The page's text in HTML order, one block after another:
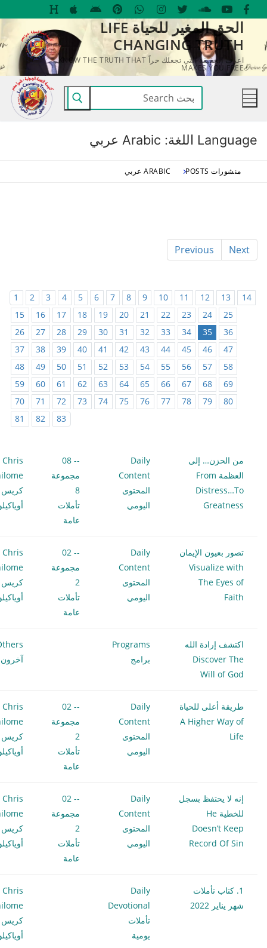
التجاوز
المحتوى
الحق المغير للحياة LIFE
CHANGING TRUTH
اعرف الحقيقة التي تجعلك حراً KNOW THE TRUTH THAT
MAKES YOU FREE
البحث
عن:
Language اللغة: Arabic عربي
منشورات POSTS ARABIC عربي
Previous Next
1 2 3 4 5 6 7 8 9 10 11 12 13
14
15
16 17 18 19 20 21 22 23 24
25
26
27 28 29 30 31 32 33 34 35
36
37
38 39 40 41 42 43 44 45 46
47
48
49 50 51 52 53 54 55 56 57
58
59
60 61 62 63 64 65 66 67 68
69
70
71 72 73 74 75 76 77 78 79
80
81
82 83
من الحزن… إلى
العظمة From
Distress…To
Greatness
Daily
Content
المحتوى
اليومي
-- 08
مجموعة
8
تأملات
عامة
Chris
كريس
تصور بعيون الإيمان
Visualize with
The Eyes of
Faith
Daily
Content
المحتوى
اليومي
-- 02
مجموعة
2
تأملات
عامة
Chris
كريس
اكتشف إرادة الله
Discover The
Will of God
Programs
برامج
آخرون
طريقة أعلى للحياة
A Higher Way of
Life
Daily
Content
المحتوى
اليومي
-- 02
مجموعة
2
تأملات
عامة
Chris
كريس
إنه لا يحتفظ بسجل
للخطية He
Doesn’t Keep
Record Of Sin
Daily
Content
المحتوى
اليومي
-- 02
مجموعة
2
تأملات
عامة
Chris
كريس
1. كتاب تأملات
شهر يناير 2022
Daily
Devotional
تأملات
يومية
Chris
كريس